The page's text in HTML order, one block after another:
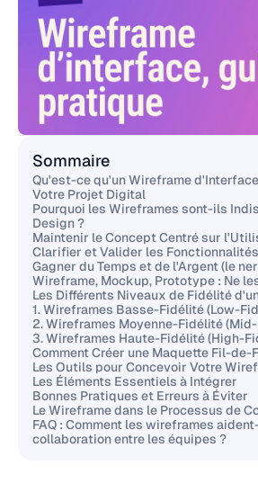
Sommaire
Qu'est-ce qu'un Wireframe
Votre Projet Digital
Pourquoi les Wireframes sont-ils
Design ?
Maintenir le Concept Centré sur
Clarifier et Valider les Fonctionnalités
Gagner du Temps et de l'Argent (le
Wireframe, Mockup, Prototype : Ne
Les Différents Niveaux de Fidélité
1. Wireframes Basse-Fidélité (Low-
2. Wireframes Moyenne-Fidélité
3. Wireframes Haute-Fidélité (High-
Comment Créer une Maquette Fil-de-
Les Outils pour Concevoir Votre
Les Éléments Essentiels à Intégrer
Bonnes Pratiques et Erreurs à Éviter
Le Wireframe dans le Processus de
FAQ : Comment les wireframes
collaboration entre les équipes ?